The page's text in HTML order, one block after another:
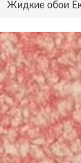
Жидкие обои